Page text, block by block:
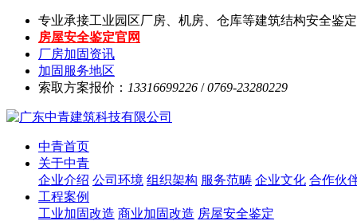
专业承接工业园区厂房、机房、仓库等建筑结构安全鉴
房屋安全鉴定官网
厂房加固资讯
加固服务地区
索取方案报价： 13316699226 /0769-23280229
中青首页
关于中青
企业介绍 公司环境 组织架构 服务范畴 企业文化 合作伙
工程案例
工业加固改造 商业加固改造 房屋安全鉴定